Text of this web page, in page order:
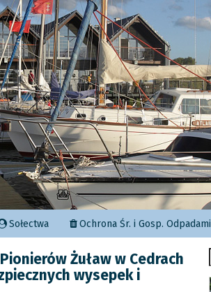
Sołectwa Ochrona Śr. i Gosp. Odpadami
Żuław w Cedrach
wysepek i